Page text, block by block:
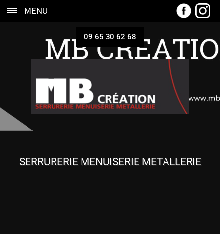
MENU
09 65 30 62 68
SERRURERIE MENUISERIE METALLERIE